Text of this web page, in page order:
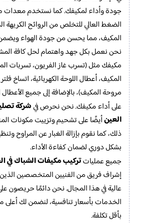
جودة وأداء لمكيفك. كما نستخدم
الضغط العالي للتخلص من الروائح الكريهة
المكيف، مما يحسن من جودة الهواء
نحن نعمل بكل جهد واهتمام لحل كافة
مكيفك مثل (تسرب غاز الفريون، تسربات
المكيف، أعطال اللوحة الكهربائية، اتساخ
مروحة المكيف)، بالإضافة إلى جميع الأعطال
على أداء مكيفك. نحن نحرص فيشركة
العينأيضًا على تشحيم وتزييت مكونات
ذلك، كما نقوم بإزالة الغبار عن المراوح
بشكل دوري لضمان كفاءة الأداء.
جميع عملياتتركيب مكيفات الشباك في
إشراف فريق من الفنيين المتخصصين
عالية في هذا المجال. نحن دائمًا حريصون
الخدمات بأسعار تنافسية، لنضمن لك
بأقل تكلفة.